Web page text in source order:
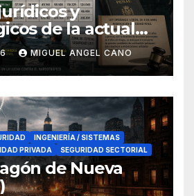
y
de la actual
el narcotráfico
España
MIGUEL ANGEL CANO
INGENIERÍA / SISTEMAS
PRIVADA
SEGURIDAD SECTORIAL
de Nueva